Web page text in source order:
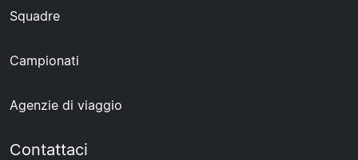
Squadre
Campionati
Agenzie di viaggio
Contattaci